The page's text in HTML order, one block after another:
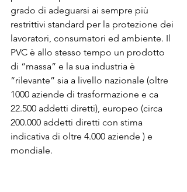
grado di adeguarsi ai sempre più
restrittivi standard per la protezione dei
lavoratori, consumatori ed ambiente. Il
PVC è allo stesso tempo un prodotto
di “massa” e la sua industria è
“rilevante” sia a livello nazionale (oltre
1000 aziende di trasformazione e ca
22.500 addetti diretti), europeo (circa
200.000 addetti diretti con stima
indicativa di oltre 4.000 aziende ) e
mondiale.